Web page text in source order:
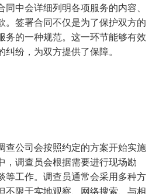
中会详细列明各项服务的内容、
。签署合同不仅是为了保护双方的
务的一种规范。这一环节能够有效
纷，为双方提供了保障。
查公司会按照约定的方案开始实施
，调查员会根据需要进行现场勘
等工作。调查员通常会采用多种方
不限于实地观察、网络搜索、与相